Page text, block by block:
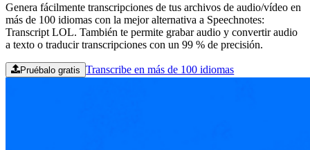
Genera fácilmente transcripciones de tus archivos de audio/vídeo en
más de 100 idiomas con la mejor alternativa a Speechnotes:
Transcript LOL. También te permite grabar audio y convertir audio
a texto o traducir transcripciones con un 99 % de precisión.
Pruébalo gratis Transcribe en más de 100 idiomas